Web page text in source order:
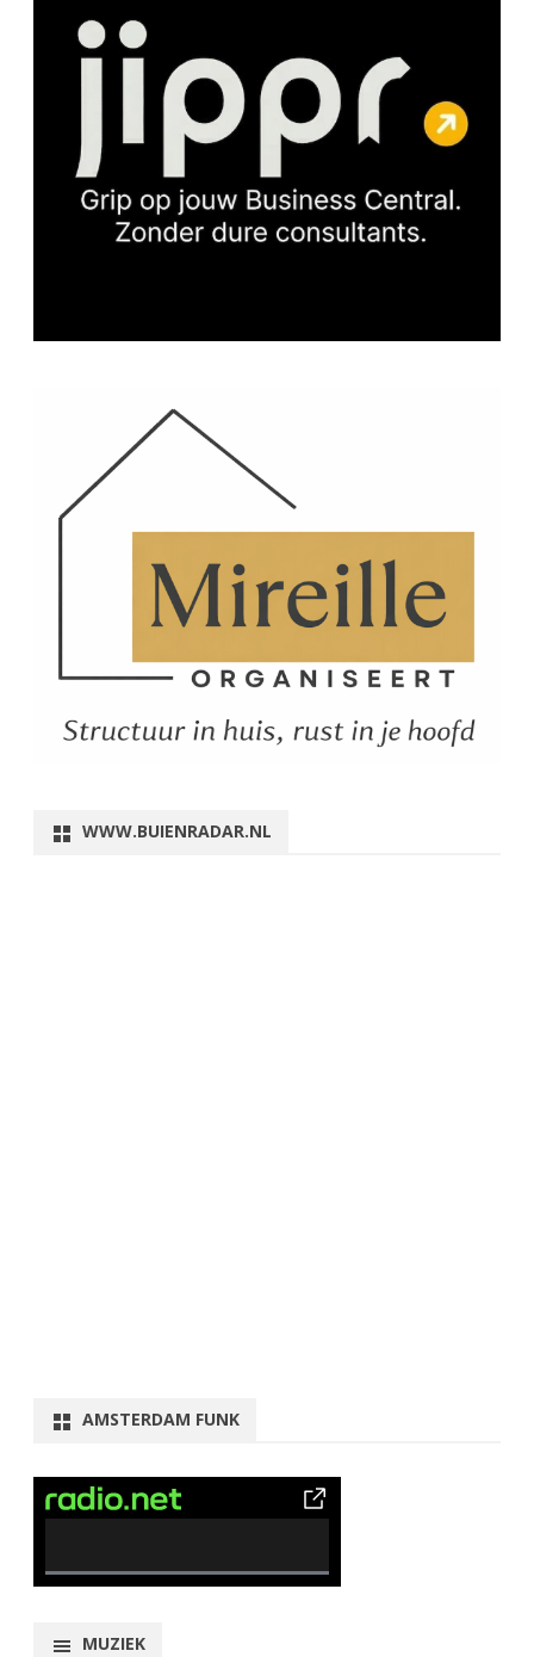
WWW.BUIENRADAR.NL
AMSTERDAM FUNK
0% Complete
MUZIEK